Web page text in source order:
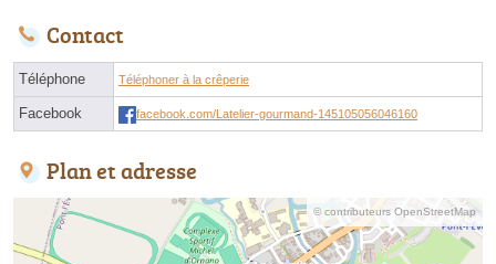
Contact
Téléphone Téléphoner à la crêperie
Facebook facebook.com/Latelier-gourmand-145105056046160
Plan et adresse
© contributeurs OpenStreetMap